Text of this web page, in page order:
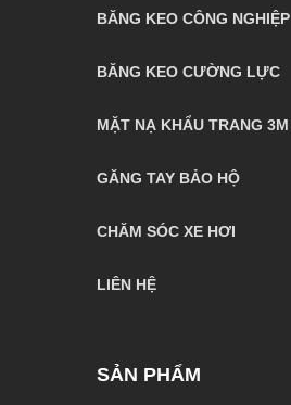
BĂNG KEO CÔNG NGHIỆP
BĂNG KEO CƯỜNG LỰC
MẶT NẠ KHẨU TRANG 3M
GĂNG TAY BẢO HỘ
CHĂM SÓC XE HƠI
LIÊN HỆ
SẢN PHẨM